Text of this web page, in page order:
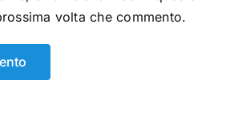
volta che commento.